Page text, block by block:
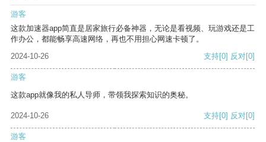
游客
这款加速器app简直是居家旅行必备神器，无论是看视频、玩游戏还是工
作办公，都能畅享高速网络，再也不用担心网速卡顿了。
2024-10-26
支持[0] 反对[0]
游客
这款app就像我的私人导师，带领我探索知识的奥秘。
2024-10-26 支持[0] 反对[0]
游客